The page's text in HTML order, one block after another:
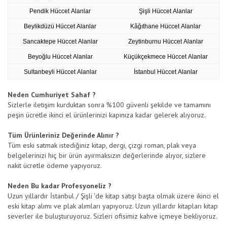
Pendik Hüccet Alanlar Şişli Hüccet Alanlar
Beylikdüzü Hüccet Alanlar Kâğıthane Hüccet Alanlar
Sancaktepe Hüccet Alanlar Zeytinburnu Hüccet Alanlar
Beyoğlu Hüccet Alanlar Küçükçekmece Hüccet Alanlar
Sultanbeyli Hüccet Alanlar İstanbul Hüccet Alanlar
Neden Cumhuriyet Sahaf ?
Sizlerle iletişim kurduktan sonra %100 güvenli şekilde ve tamamını
peşin ücretle ikinci el ürünlerinizi kapınıza kadar gelerek alıyoruz.
Tüm Ürünleriniz Değerinde Alınır ?
Tüm eski satmak istediğiniz kitap, dergi, çizgi roman, plak veya
belgelerinizi hiç bir ürün ayırmaksızın değerlerinde alıyor, sizlere
nakit ücretle ödeme yapıyoruz.
Neden Bu kadar Profesyoneliz ?
Uzun yıllardır İstanbul / Şişli 'de kitap satışı başta olmak üzere ikinci el
eski kitap alımı ve plak alımları yapıyoruz. Uzun yıllardır kitapları kitap
severler ile buluşturuyoruz. Sizleri ofisimiz kahve içmeye bekliyoruz.